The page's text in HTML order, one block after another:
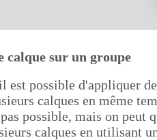
calque sur un groupe
est possible d'appliquer
calques en même
possible, mais on peut
calques en utilisant